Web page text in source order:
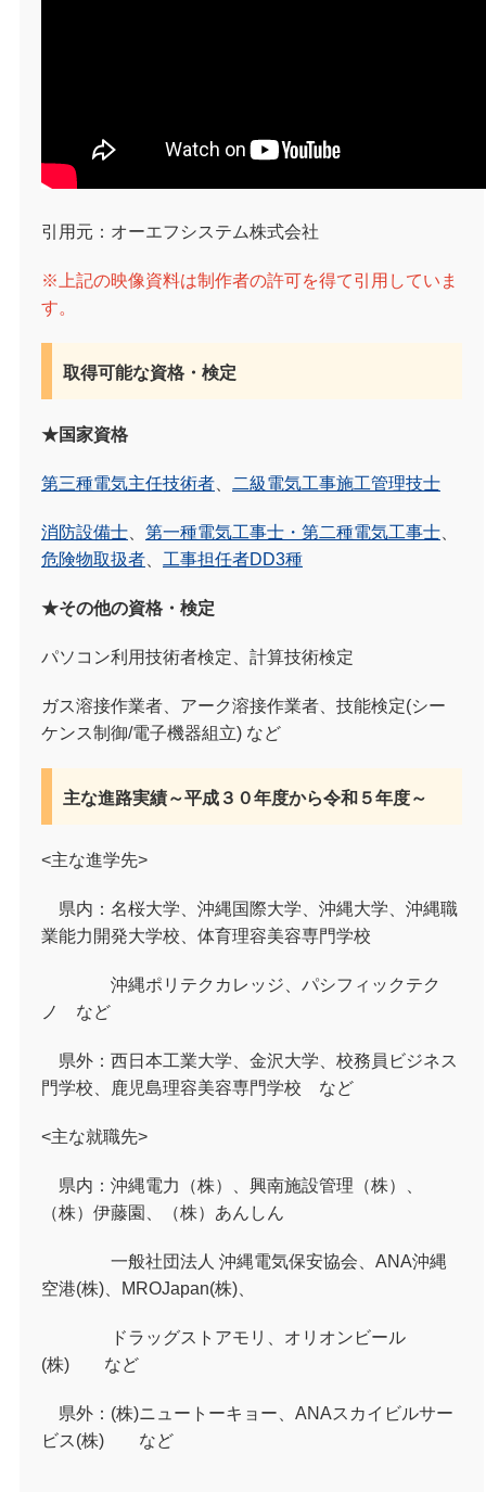
引用元：オーエフシステム株式会社
※上記の映像資料は制作者の許可を得て引用していま
す。
取得可能な資格・検定
★国家資格
第三種電気主任技術者 二級電気工事施工管理技士
消防設備士 第一種電気工事士・第二種電気工事士
危険物取扱者
工事担任者DD3種
★その他の資格・検定
パソコン利用技術者検定、計算技術検定
ガス溶接作業者、アーク溶接作業者、技能検定(シー
ケンス制御/電子機器組立) など
主な進路実績～平成３０年度から令和５年度～
<主な進学先>
県内：名桜大学、沖縄国際大学、沖縄大学、沖縄職
業能力開発大学校、体育理容美容専門学校
沖縄ポリテクカレッジ、パシフィックテク
ノ など
県外：西日本工業大学、金沢大学、校務員ビジネス
門学校、鹿児島理容美容専門学校 など
<主な就職先>
県内：沖縄電力（株）、興南施設管理（株）、
（株）伊藤園、（株）あんしん
一般社団法人 沖縄電気保安協会、ANA沖縄
空港(株)、MROJapan(株)、
ドラッグストアモリ、オリオンビール
(株) など
県外： (株)ニュートーキョー、 ANAスカイビルサー
ビス(株) など